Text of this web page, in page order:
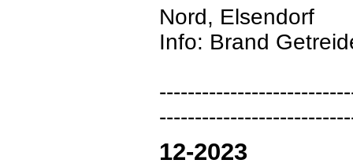
Nord, Elsendorf
Info: Brand
12-2023